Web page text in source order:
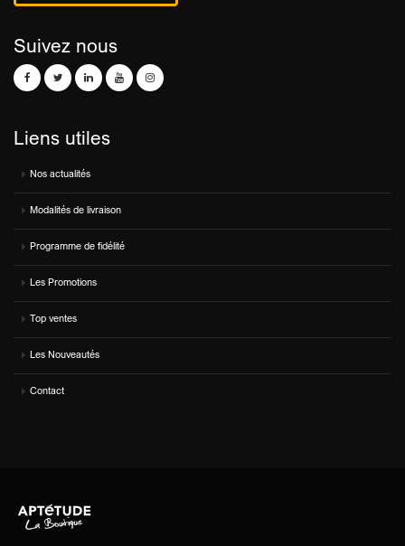
Suivez nous
Liens utiles
Nos actualités
Modalités de livraison
Programme de fidélité
Les Promotions
Top ventes
Les Nouveautés
Contact